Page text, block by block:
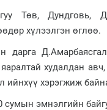
Төв, Дундговь,
хүлээлгэн өглөө.
дарга
худалдан
ийнхүү хэрэгжиж
сумын эмнэлгийн